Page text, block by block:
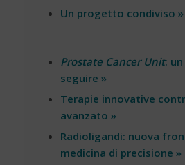
Un progetto condiviso »
Prostate Cancer Unit:
seguire »
Terapie innovative
avanzato »
Radioligandi: nuova
medicina di precisione »